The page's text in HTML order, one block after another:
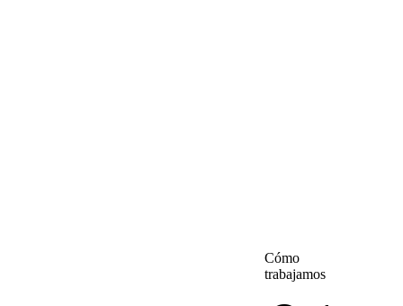
Cómo
trabajamos